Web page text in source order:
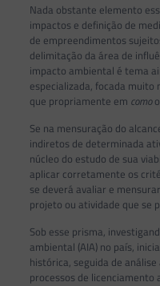
Nada obstante elemento
impactos e definição de
de empreendimentos
delimitação da área de
impacto ambiental é tema
especializada, focada muito
que propriamente em como
Se na mensuração do
indiretos de determinada
núcleo do estudo de sua
aplicar corretamente os
se deverá avaliar e
projeto ou atividade que se
Sob esse prisma,
ambiental (AIA) no país,
histórica, seguida de
processos de licenciamento